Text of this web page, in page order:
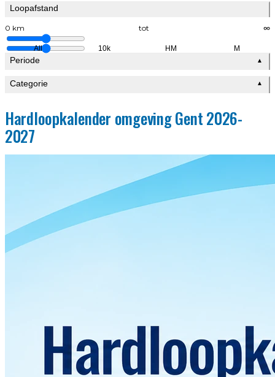
Loopafstand
0 km tot ∞
All 10k HM M
Periode ▲
Categorie ▲
Hardloopkalender omgeving Gent 2026-
2027